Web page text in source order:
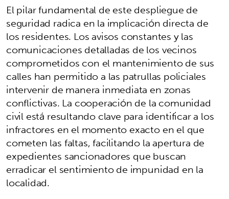
El pilar fundamental de este despliegue de
seguridad radica en la implicación directa de
los residentes. Los avisos constantes y las
comunicaciones detalladas de los vecinos
comprometidos con el mantenimiento de sus
calles han permitido a las patrullas policiales
intervenir de manera inmediata en zonas
conflictivas. La cooperación de la comunidad
civil está resultando clave para identificar a los
infractores en el momento exacto en el que
cometen las faltas, facilitando la apertura de
expedientes sancionadores que buscan
erradicar el sentimiento de impunidad en la
localidad.